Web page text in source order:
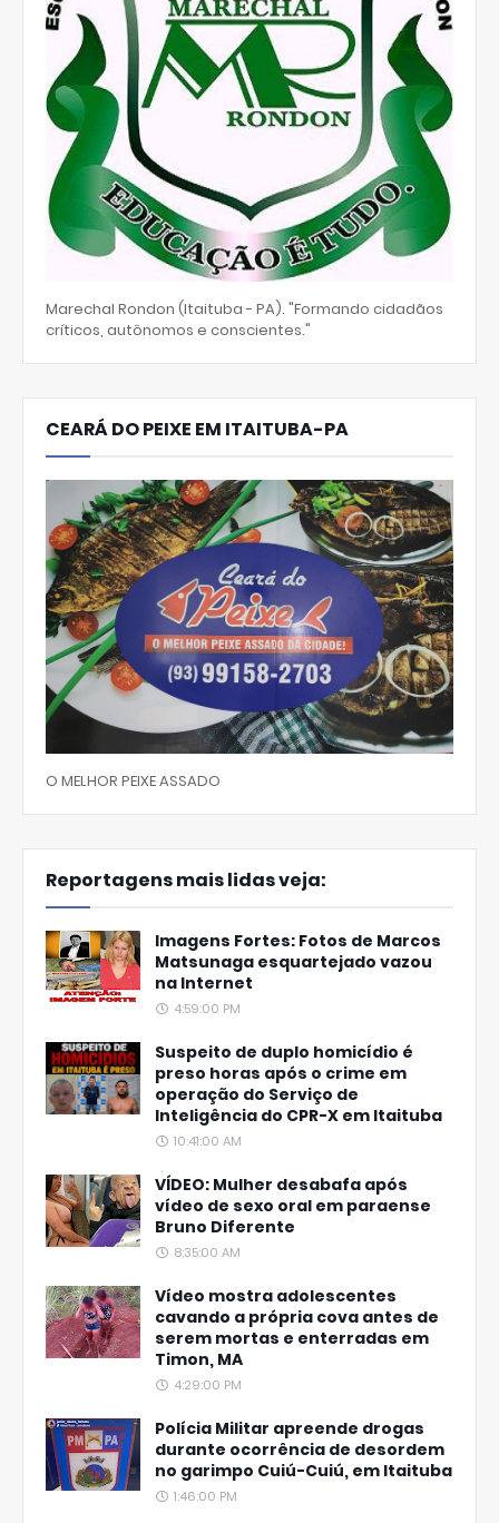
Marechal Rondon (Itaituba - PA). "Formando cidadãos
críticos, autônomos e conscientes."
CEARÁ DO PEIXE EM ITAITUBA-PA
O MELHOR PEIXE ASSADO
Reportagens mais lidas veja:
Imagens Fortes: Fotos de Marcos
Matsunaga esquartejado vazou
na Internet
4:59:00 PM
Suspeito de duplo homicídio é
preso horas após o crime em
operação do Serviço de
Inteligência do CPR-X em Itaituba
10:41:00 AM
VÍDEO: Mulher desabafa após
vídeo de sexo oral em paraense
Bruno Diferente
8:35:00 AM
Vídeo mostra adolescentes
cavando a própria cova antes de
serem mortas e enterradas em
Timon, MA
4:29:00 PM
Polícia Militar apreende drogas
durante ocorrência de desordem
no garimpo Cuiú-Cuiú, em Itaituba
1:46:00 PM